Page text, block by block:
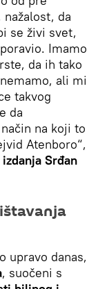
da
se živi svet,
Imamo
da ih tako
ali mi
takvog
da
na koji to
Atenboro“,
Srđan
upravo danas,
, suočeni s